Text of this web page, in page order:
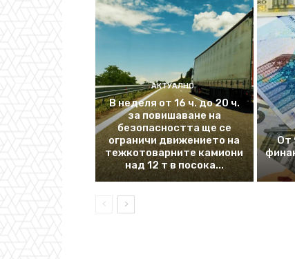
АКТУАЛНО
В неделя от 16 ч. до 20 ч.
за повишаване на
безопасността ще се
ограничи движението на
тежкотоварните камиони
над 12 т в посока...
От